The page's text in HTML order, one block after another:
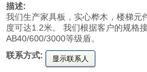
描述:
我们生产家具板，实心桦木，楼梯元
度可达1.2米。 我们根据客户的规格
AB40/600/3000等级盾。
联系方式:
显示联系人